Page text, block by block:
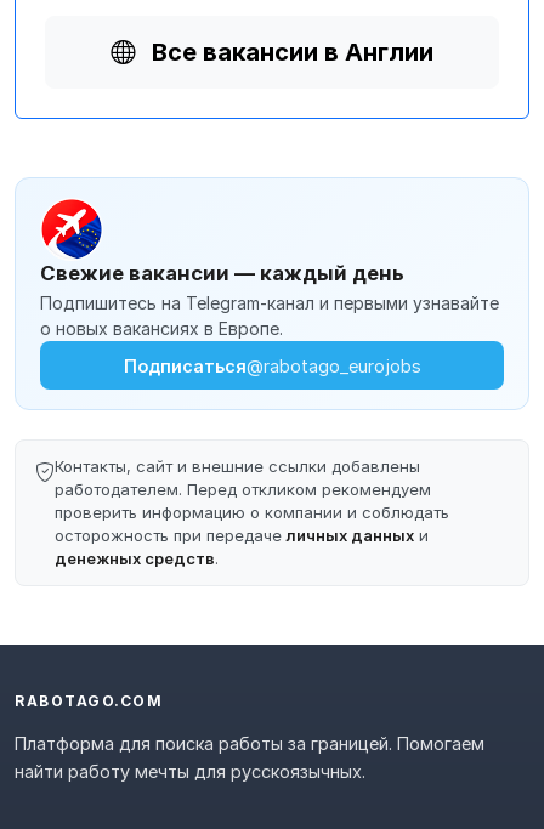
Все вакансии в Англии
Свежие вакансии — каждый день
Подпишитесь на Telegram-канал и первыми узнавайте
о новых вакансиях в Европе.
Подписаться@rabotago_eurojobs
Контакты, сайт и внешние ссылки добавлены
работодателем. Перед откликом рекомендуем
проверить информацию о компании и соблюдать
осторожность при передачеличных данных и
денежных средств.
RABOTAGO.COM
Платформа для поиска работы за границей. Помогаем
найти работу мечты для русскоязычных.